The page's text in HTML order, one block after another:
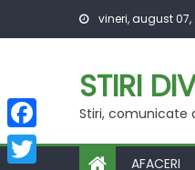
vineri, august 07,
STIRI
Stiri, comunicate
AFACERI
Facebook